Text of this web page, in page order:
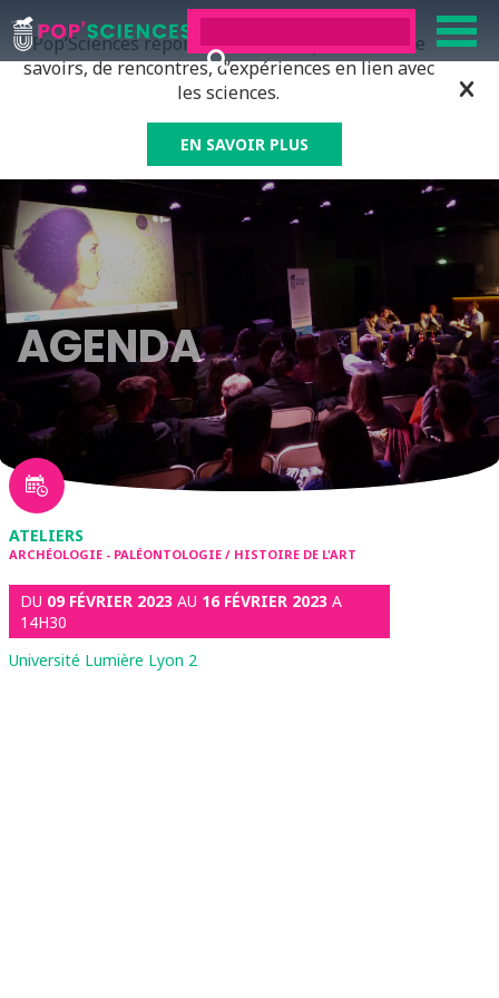
Pop’Sciences répond à tous ceux qui ont soif de
savoirs, de rencontres, d’expériences en lien avec
les sciences.
EN SAVOIR PLUS
AGENDA
ATELIERS
ARCHÉOLOGIE - PALÉONTOLOGIE / HISTOIRE DE L'ART
DU 09 FÉVRIER 2023 AU 16 FÉVRIER 2023 A
14H30
Université Lumière Lyon 2